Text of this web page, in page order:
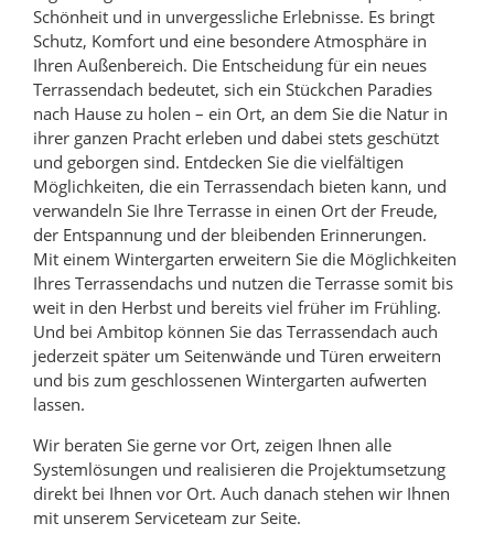
Schönheit und in unvergessliche Erlebnisse. Es bringt
Schutz, Komfort und eine besondere Atmosphäre in
Ihren Außenbereich. Die Entscheidung für ein neues
Terrassendach bedeutet, sich ein Stückchen Paradies
nach Hause zu holen – ein Ort, an dem Sie die Natur in
ihrer ganzen Pracht erleben und dabei stets geschützt
und geborgen sind. Entdecken Sie die vielfältigen
Möglichkeiten, die ein Terrassendach bieten kann, und
verwandeln Sie Ihre Terrasse in einen Ort der Freude,
der Entspannung und der bleibenden Erinnerungen.
Mit einem Wintergarten erweitern Sie die Möglichkeiten
Ihres Terrassendachs und nutzen die Terrasse somit bis
weit in den Herbst und bereits viel früher im Frühling.
Und bei Ambitop können Sie das Terrassendach auch
jederzeit später um Seitenwände und Türen erweitern
und bis zum geschlossenen Wintergarten aufwerten
lassen.
Wir beraten Sie gerne vor Ort, zeigen Ihnen alle
Systemlösungen und realisieren die Projektumsetzung
direkt bei Ihnen vor Ort. Auch danach stehen wir Ihnen
mit unserem Serviceteam zur Seite.